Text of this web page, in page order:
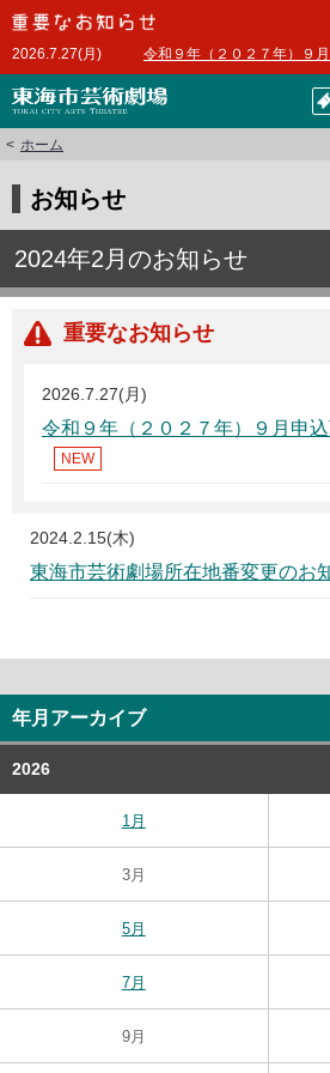
本
文
へ2026.7.27(月) 令和９年（２０２７年）９
ホーム
お知らせ
2024年2月のお知らせ
重要なお知らせ
2026.7.27(月)
令和９年（２０２７年）９月申
NEW
2024.2.15(木)
東海市芸術劇場所在地番変更のお
年月アーカイブ
2026
1月
3月
5月
7月
9月